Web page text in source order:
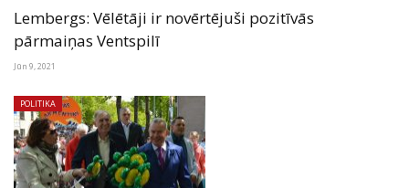
Lembergs: Vēlētāji ir novērtējuši pozitīvās
pārmaiņas Ventspilī
Jūn 9, 2021
POLITIKA